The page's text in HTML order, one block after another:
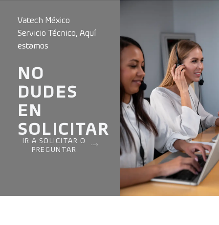
Vatech México
Servicio Técnico, Aquí
estamos
NO
DUDES
EN
SOLICITAR
IR A SOLICITAR O
PREGUNTAR